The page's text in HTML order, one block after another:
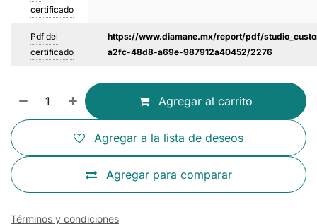
certificado
Pdf del
certificado
https://www.diamane.mx/report/pdf/
a2fc-48d8-a69e-987912a40452/2276
Agregar al carrito
Agregar para comparar
Agregar a la lista de deseos
Términos y condiciones